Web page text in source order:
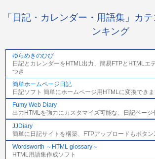
「日記・カレンダー・用語集」カ
ンキング
ゆらめきのひび
日記とカレンダーをHTML出力、簡易FTPとHTMLエ
つき
簡単ホームページ日記
日記ソフト 簡単にホームページ用HTMLに変換でき
Fumy Web Diary
出力HTMLを強力にカスタマイズ可能な、日記ページ
JJDiary
簡単に日記サイトを構築、FTPアップロードもボタン
Wordsworth ～HTML glossary～
HTML用語集作成ソフト